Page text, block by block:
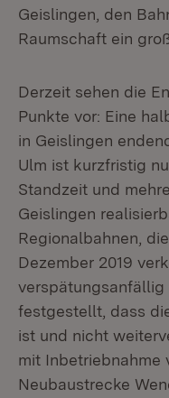
Geislingen, den
Raumschaft ein
Derzeit sehen die
Punkte vor: Eine
in Geislingen
Ulm ist kurzfristig
Standzeit und
Geislingen
Regionalbahnen,
Dezember 2019
verspätungsanfällig
festgestellt, dass
ist und nicht
mit Inbetriebnahme
Neubaustrecke